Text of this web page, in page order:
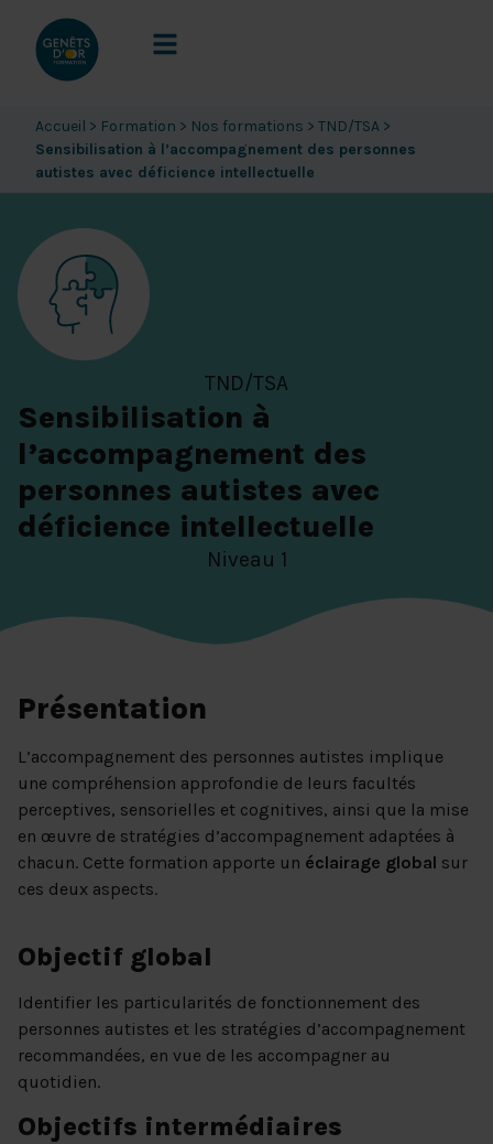
Accueil > Formation > Nos formations > TND/TSA >
Sensibilisation à l’accompagnement des personnes
autistes avec déficience intellectuelle
TND/TSA
Sensibilisation à
l’accompagnement des
personnes autistes avec
déficience intellectuelle
Niveau 1
Présentation
L’accompagnement des personnes autistes implique
une compréhension approfondie de leurs facultés
perceptives, sensorielles et cognitives, ainsi que la mise
en œuvre de stratégies d’accompagnement adaptées à
chacun. Cette formation apporte un éclairage global sur
ces deux aspects.
Objectif global
Identifier les particularités de fonctionnement des
personnes autistes et les stratégies d’accompagnement
recommandées, en vue de les accompagner au
quotidien.
Objectifs intermédiaires